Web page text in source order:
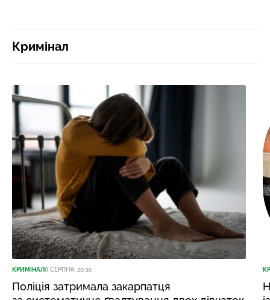
Кримінал
КРИМІНАЛ6 СЕРПНЯ, 20:30
Поліція затримала закарпатця